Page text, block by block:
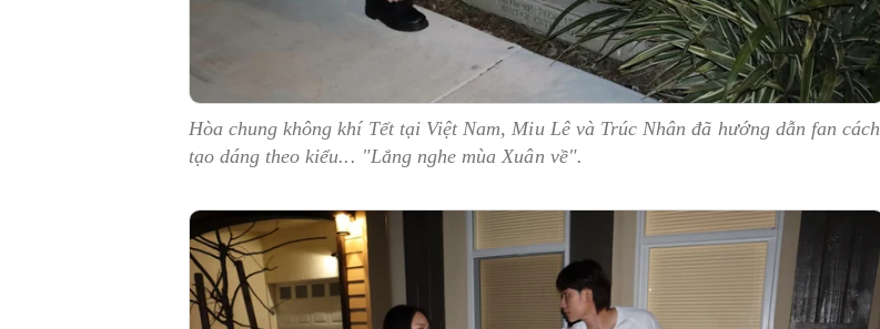
Hòa chung không khí Tết tại Việt Nam, Miu Lê và Trúc Nhân đã hướng dẫn fan cách
tạo dáng theo kiểu... "Lắng nghe mùa Xuân về".